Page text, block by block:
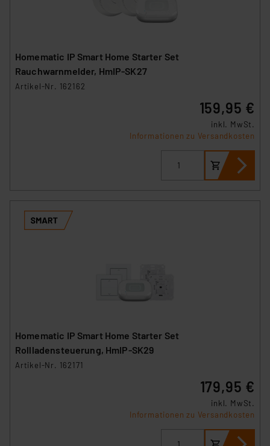
Homematic IP Smart Home Starter Set
Rauchwarnmelder, HmIP-SK27
Artikel-Nr. 162162
159,95 €
inkl. MwSt.
Informationen zu Versandkosten
Homematic IP Smart Home Starter Set
Rollladensteuerung, HmIP-SK29
Artikel-Nr. 162171
179,95 €
inkl. MwSt.
Informationen zu Versandkosten